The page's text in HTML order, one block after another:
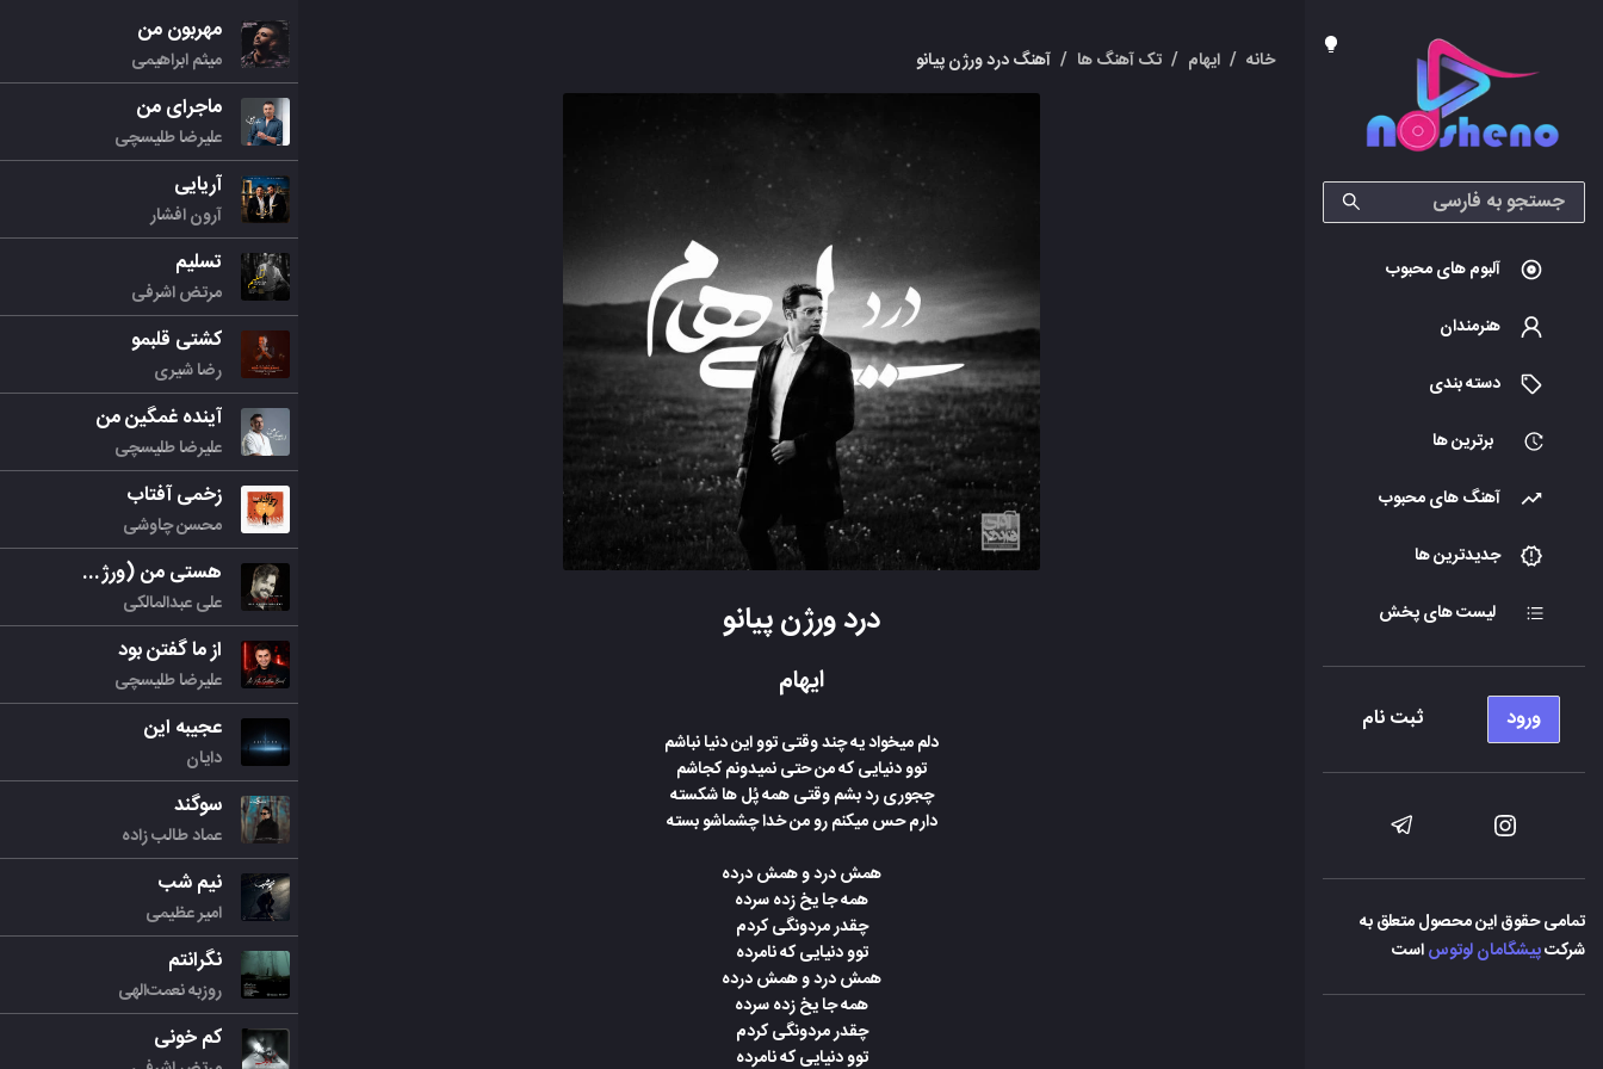
آلبوم های محبوب
هنرمندان
دسته بندی
برترین ها
آهنگ های محبوب
جدیدترین ها
لیست های پخش
ورود ثبت نام
تمامی حقوق این محصول متعلق به
شرکتپیشگامان لوتوساست
خانه / ایهام / تک آهنگ ها / آهنگ درد ورژن پیانو
درد ورژن پیانو
ایهام
دلم میخواد یه چند وقتی توو این دنیا نباشم
توو دنیایی که من حتی نمیدونم کجاشم
چجوری رد بشم وقتی همه پُل ها شکسته
دارم حس میکنم رو من خدا چشماشو بسته
همش درد و همش درده
همه جا یخ زده سرده
چقدر مردونگی کردم
توو دنیایی که نامرده
همش درد و همش درده
همه جا یخ زده سرده
چقدر مردونگی کردم
توو دنیایی که نامرده
مهربون من
میثم ابراهیمی
ماجرای من
علیرضا طلیسچی
آریایی
آرون افشار
تسلیم
مرتض اشرفی
کشتی قلبمو
رضا شیری
آینده غمگین من
علیرضا طلیسچی
زخمی آفتاب
محسن چاوشی
هستی من (ورژن جدید)
علی عبدالمالکی
از ما گفتن بود
علیرضا طلیسچی
عجیبه این
دایان
سوگند
عماد طالب زاده
نیم شب
امیر عظیمی
نگرانتم
روزبه نعمت‌الهی
کم خونی